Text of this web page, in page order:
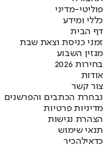
פוליטי-מדיני
כללי ומידע
דף הבית
זמני כניסת וצאת שבת
מגזין השבוע
בחירות 2026
אודות
צור קשר
נבחרת הכתבים והפרשנים
מדיניות פרטיות
הצהרת נגישות
תנאי שימוש
כדאילהכיר